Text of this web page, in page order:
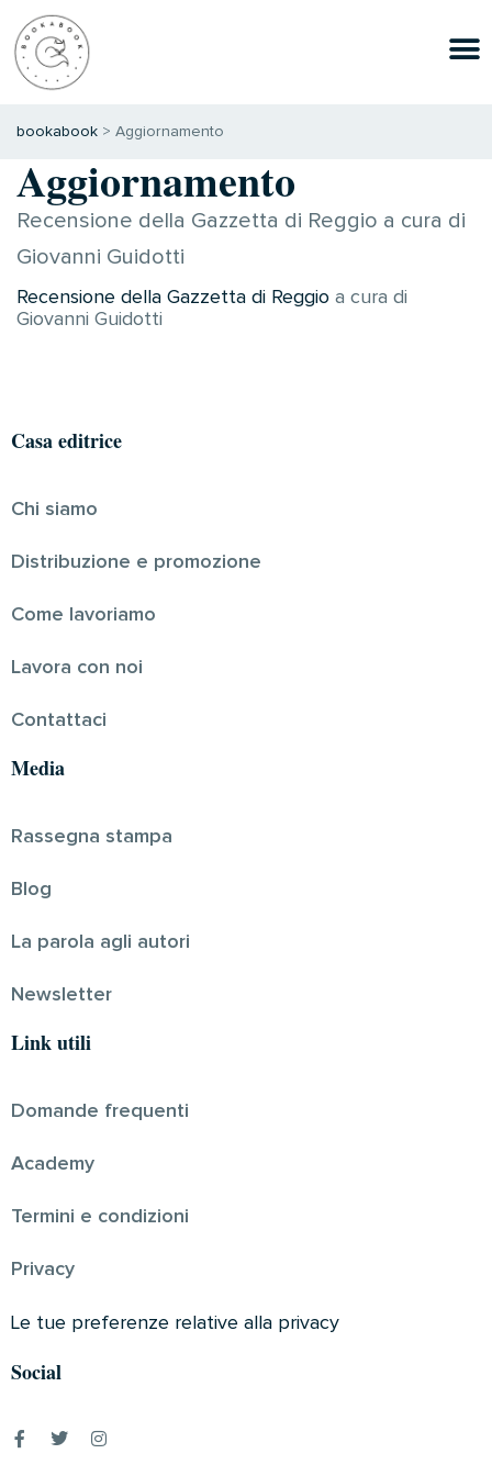
bookabook > Aggiornamento
Aggiornamento
Recensione della Gazzetta di Reggio a cura di
Giovanni Guidotti
Recensione della Gazzetta di Reggio a cura di
Giovanni Guidotti
Casa editrice
Chi siamo
Distribuzione e promozione
Come lavoriamo
Lavora con noi
Contattaci
Media
Rassegna stampa
Blog
La parola agli autori
Newsletter
Link utili
Domande frequenti
Academy
Termini e condizioni
Privacy
Le tue preferenze relative alla privacy
Social